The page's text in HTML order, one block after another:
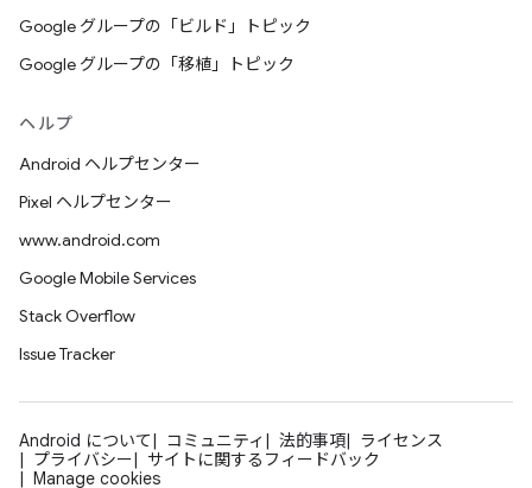
Google グループの「ビルド」トピック
Google グループの「移植」トピック
ヘルプ
Android ヘルプセンター
Pixel ヘルプセンター
www.android.com
Google Mobile Services
Stack Overflow
Issue Tracker
Android について コミュニティ 法的事項
ライセンス
プライバシー
サイトに関するフィードバック
Manage cookies